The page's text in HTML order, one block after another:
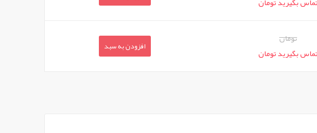
تومان
تماس بگیرید تومان
افزودن به سبد